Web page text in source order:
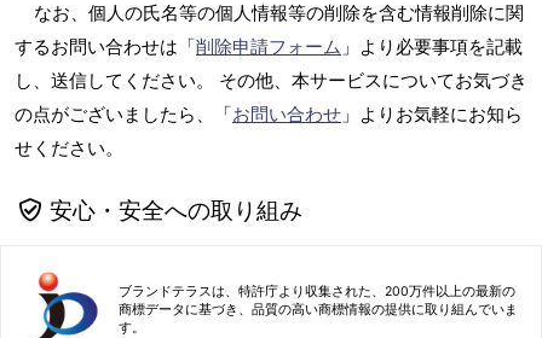
なお、個人の氏名等の個人情報等の削除を含む情報削除に関
するお問い合わせは「削除申請フォーム 」より必要事項を記載
し、送信してください。 その他、本サービスについてお気づき
の点がございましたら、「お問い合わせ 」よりお気軽にお知ら
せください。
安心・安全への取り組み
ブランドテラスは、特許庁より収集された、200万件以上の最新の
商標データに基づき、品質の高い商標情報の提供に取り組んでいま
す。